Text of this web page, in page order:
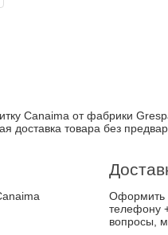
Canaima от фабрики
товара без
Оформить
телефону
вопросы,